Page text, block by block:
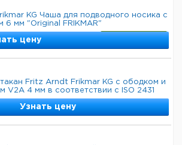
KG Чаша для подводного носика с
6 мм "Original FRIKMAR"
В наличии
цену
Fritz Arndt Frikmar KG с ободком и
V2A 4 мм в соответствии с ISO 2431
Узнать цену